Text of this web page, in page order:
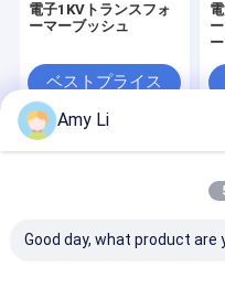
電子1KVトランスフォ
ーマーブッシュ
ベストプライス
地図
Yachen Electric
Amy Li
Good day, what product are